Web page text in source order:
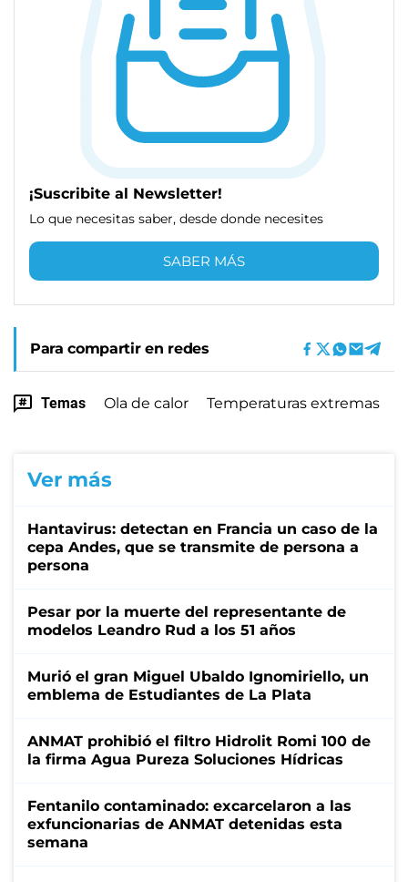
¡Suscribite al Newsletter!
Lo que necesitas saber, desde donde necesites
SABER MÁS
Para compartir en redes
Temas Ola de calor Temperaturas extremas
Ver más
Hantavirus: detectan en Francia un caso de la
cepa Andes, que se transmite de persona a
persona
Pesar por la muerte del representante de
modelos Leandro Rud a los 51 años
Murió el gran Miguel Ubaldo Ignomiriello, un
emblema de Estudiantes de La Plata
ANMAT prohibió el filtro Hidrolit Romi 100 de
la firma Agua Pureza Soluciones Hídricas
Fentanilo contaminado: excarcelaron a las
exfuncionarias de ANMAT detenidas esta
semana